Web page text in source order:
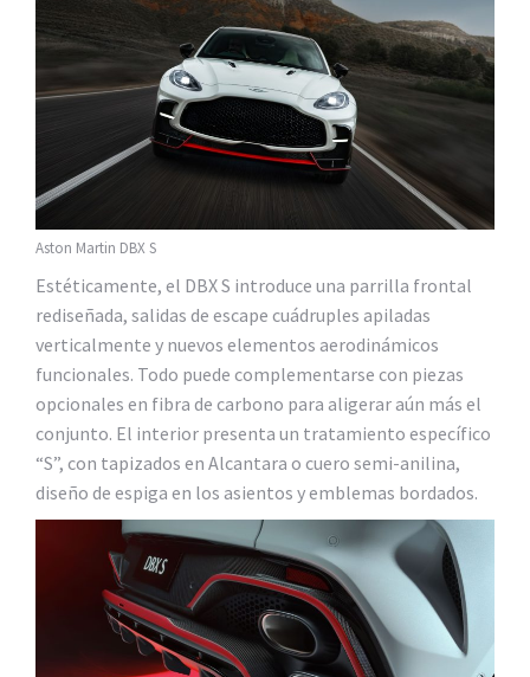
Aston Martin DBX S
Estéticamente, el DBX S introduce una parrilla frontal
rediseñada, salidas de escape cuádruples apiladas
verticalmente y nuevos elementos aerodinámicos
funcionales. Todo puede complementarse con piezas
opcionales en fibra de carbono para aligerar aún más el
conjunto. El interior presenta un tratamiento específico
“S”, con tapizados en Alcantara o cuero semi-anilina,
diseño de espiga en los asientos y emblemas bordados.